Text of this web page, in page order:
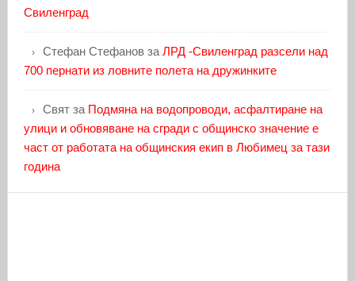
Свиленград
Стефан Стефановза ЛРД -Свиленград разсели над
700 пернати из ловните полета на дружинките
Святза Подмяна на водопроводи, асфалтиране на
улици и обновяване на сгради с общинско значение е
част от работата на общинския екип в Любимец за тази
година